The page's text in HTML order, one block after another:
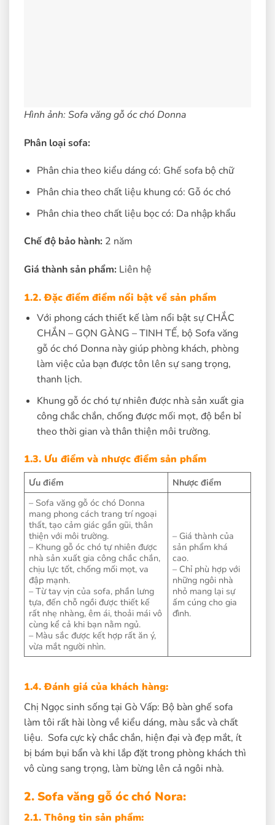
Hình ảnh: Sofa văng gỗ óc chó Donna
Phân loại sofa:
Phân chia theo kiểu dáng có: Ghế sofa bộ chữ
Phân chia theo chất liệu khung có: Gỗ óc chó
Phân chia theo chất liệu bọc có: Da nhập khẩu
Chế độ bảo hành: 2 năm
Giá thành sản phẩm: Liên hệ
1.2. Đặc điểm điểm nổi bật về sản phẩm
Với phong cách thiết kế làm nổi bật sự CHẮC
CHẮN – GỌN GÀNG – TINH TẾ, bộ Sofa văng
gỗ óc chó Donna này giúp phòng khách, phòng
làm việc của bạn được tôn lên sự sang trọng,
thanh lịch.
Khung gỗ óc chó tự nhiên được nhà sản xuất gia
công chắc chắn, chống được mối mọt, độ bền bỉ
theo thời gian và thân thiện môi trường.
1.3. Ưu điểm và nhược điểm sản phẩm
Ưu điểm
Nhược điểm
– Sofa văng gỗ óc chó Donna
mang phong cách trang trí ngoại
thất, tạo cảm giác gần gũi, thân
thiện với môi trường.
– Khung gỗ óc chó tự nhiên được
nhà sản xuất gia công chắc chắn,
chịu lực tốt, chống mối mọt, va
đập mạnh.
– Từ tay vịn của sofa, phần lưng
tựa, đến chỗ ngồi được thiết kế
rất nhẹ nhàng, êm ái, thoải mái vô
cùng kể cả khi bạn nằm ngủ.
– Màu sắc được kết hợp rất ăn ý,
vừa mắt người nhìn.
– Giá thành của
sản phẩm khá
cao.
– Chỉ phù hợp với
những ngôi nhà
nhỏ mang lại sự
ấm cúng cho gia
đình.
1.4. Đánh giá của khách hàng:
Chị Ngọc sinh sống tại Gò Vấp: Bộ bàn ghế sofa
làm tôi rất hài lòng về kiểu dáng, màu sắc và chất
liệu. Sofa cực kỳ chắc chắn, hiện đại và đẹp mắt, ít
bị bám bụi bẩn và khi lắp đặt trong phòng khách thì
vô cùng sang trọng, làm bừng lên cả ngôi nhà.
2. Sofa văng gỗ óc chó Nora:
2.1. Thông tin sản phẩm: